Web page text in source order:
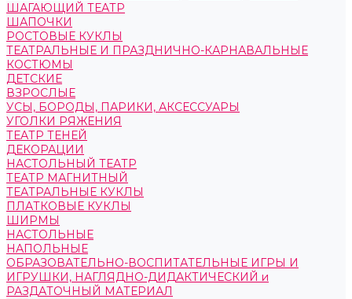
ШАГАЮЩИЙ ТЕАТР
ШАПОЧКИ
РОСТОВЫЕ КУКЛЫ
ТЕАТРАЛЬНЫЕ И ПРАЗДНИЧНО-КАРНАВАЛЬНЫЕ
КОСТЮМЫ
ДЕТСКИЕ
ВЗРОСЛЫЕ
УСЫ, БОРОДЫ, ПАРИКИ, АКСЕССУАРЫ
УГОЛКИ РЯЖЕНИЯ
ТЕАТР ТЕНЕЙ
ДЕКОРАЦИИ
НАСТОЛЬНЫЙ ТЕАТР
ТЕАТР МАГНИТНЫЙ
ТЕАТРАЛЬНЫЕ КУКЛЫ
ПЛАТКОВЫЕ КУКЛЫ
ШИРМЫ
НАСТОЛЬНЫЕ
НАПОЛЬНЫЕ
ОБРАЗОВАТЕЛЬНО-ВОСПИТАТЕЛЬНЫЕ ИГРЫ И
ИГРУШКИ, НАГЛЯДНО-ДИДАКТИЧЕСКИЙ и
РАЗДАТОЧНЫЙ МАТЕРИАЛ